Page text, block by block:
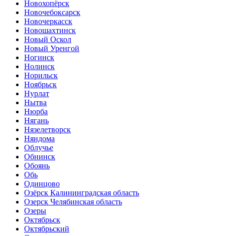
Новохопёрск
Новочебоксарск
Новочеркасск
Новошахтинск
Новый Оскол
Новый Уренгой
Ногинск
Нолинск
Норильск
Ноябрьск
Нурлат
Нытва
Нюрба
Нягань
Нязелетворск
Няндома
Облучье
Обнинск
Обоянь
Обь
Одинцово
Озёрск Калининградская область
Озерск Челябинская область
Озеры
Октябрьск
Октябрьский